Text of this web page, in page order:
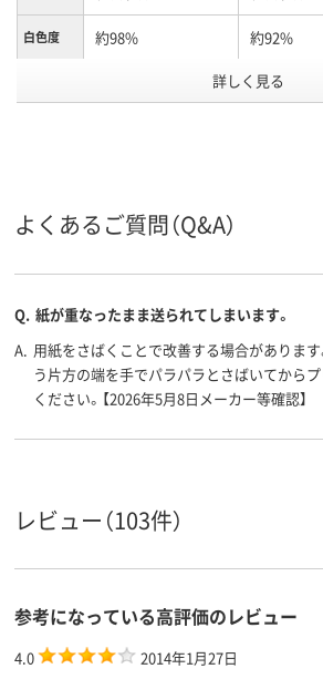
白色度 約98% 約92%
さ
約106μm(0.106mm) 約
500枚
A4
A4 （210 ×
mm）、A4
アスクル
商品環境
55 45
詳しく見る
よくあるご質問（Q&A）
Q. 紙が重なったまま送られてしまいます。
A. 用紙をさばくことで改善する場合があります
う片方の端を手でパラパラとさばいてから
ください。【2026年5月8日メーカー等確認】
レビュー（103件）
参考になっている高評価のレビュー
4.0
2014年1月27日